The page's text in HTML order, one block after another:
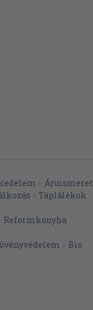
> Áruismeret
> Táplálékok
Reformkonyha
> Bio